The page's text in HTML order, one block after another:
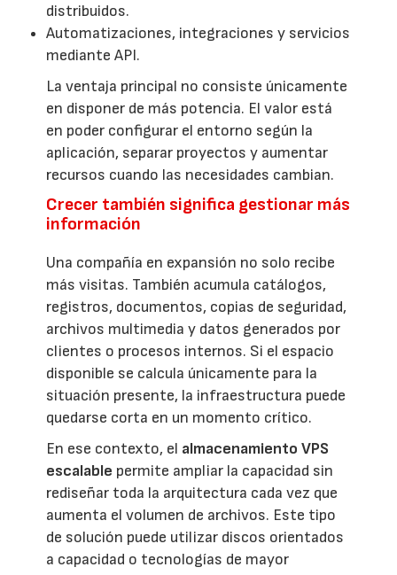
distribuidos.
Automatizaciones, integraciones y servicios
mediante API.
La ventaja principal no consiste únicamente
en disponer de más potencia. El valor está
en poder configurar el entorno según la
aplicación, separar proyectos y aumentar
recursos cuando las necesidades cambian.
Crecer también significa gestionar más
información
Una compañía en expansión no solo recibe
más visitas. También acumula catálogos,
registros, documentos, copias de seguridad,
archivos multimedia y datos generados por
clientes o procesos internos. Si el espacio
disponible se calcula únicamente para la
situación presente, la infraestructura puede
quedarse corta en un momento crítico.
En ese contexto, el almacenamiento VPS
escalable permite ampliar la capacidad sin
rediseñar toda la arquitectura cada vez que
aumenta el volumen de archivos. Este tipo
de solución puede utilizar discos orientados
a capacidad o tecnologías de mayor